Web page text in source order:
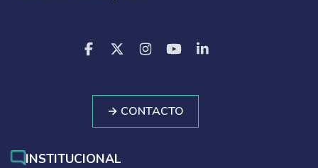
→ CONTACTO
INSTITUCIONAL